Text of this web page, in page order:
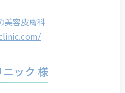
美容皮膚科
ック 様